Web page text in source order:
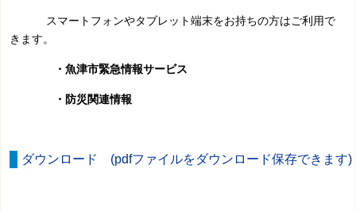
スマートフォンやタブレット端末をお持ちの方はご利用で
きます。
・魚津市緊急情報サービス
・防災関連情報
ダウンロード (pdfファイルをダウンロード保存できます)